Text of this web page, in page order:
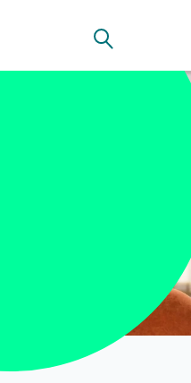
Suche für
Opens the